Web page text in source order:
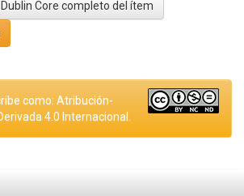
Core completo del ítem
como: Atribución-
4.0 Internacional.